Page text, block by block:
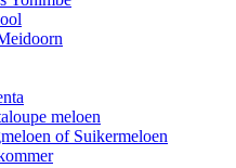
meloen
of Suikermeloen